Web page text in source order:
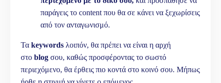
παράγεις το content που θα σε κάνει να ξεχωρίσεις
από τον ανταγωνισμό.
Τα keywords λοιπόν, θα πρέπει να είναι η αρχή
στο blog σου, καθώς προσφέροντας το σωστό
περιεχόμενο, θα έρθεις πιο κοντά στο κοινό σου. Μήπως